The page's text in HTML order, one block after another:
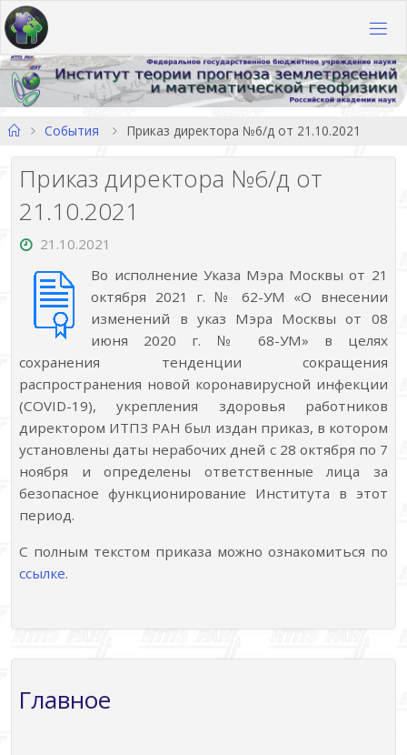
Перейти
к
содержимому
ГлавнаяСобытия Приказ директора №6/д от 21.10.2021
Приказ директора №6/д от
21.10.2021
21.10.2021
Во исполнение Указа Мэра Москвы от 21
октября 2021 г. № 62-УМ «О внесении
изменений в указ Мэра Москвы от 08
июня 2020 г. № 68-УМ» в целях
сохранения тенденции сокращения
распространения новой коронавирусной инфекции
(COVID-19), укрепления здоровья работников
директором ИТПЗ РАН был издан приказ, в котором
установлены даты нерабочих дней с 28 октября по 7
ноября и определены ответственные лица за
безопасное функционирование Института в этот
период.
С полным текстом приказа можно ознакомиться по
ссылке.
Главное